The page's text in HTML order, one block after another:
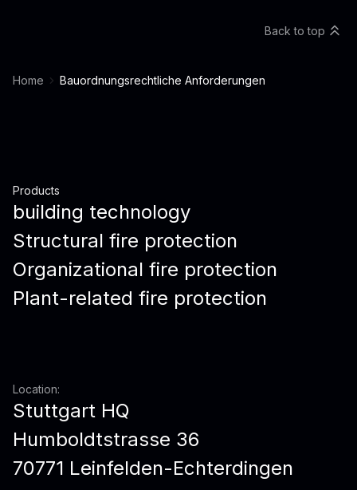
Home Bauordnungsrechtliche Anforderungen
Back to top
Products
building technology
Structural fire protection
Organizational fire protection
Plant-related fire protection
Location:
Stuttgart HQ
Humboldtstrasse 36
70771 Leinfelden-Echterdingen